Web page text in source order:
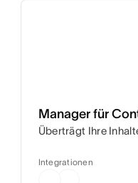
Manager für
Überträgt Ihre
Integrationen